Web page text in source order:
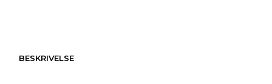
BESKRIVELSE